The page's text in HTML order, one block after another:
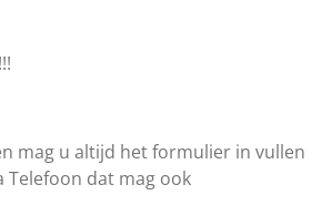
mag u altijd het formulier in vullen
Telefoon dat mag ook